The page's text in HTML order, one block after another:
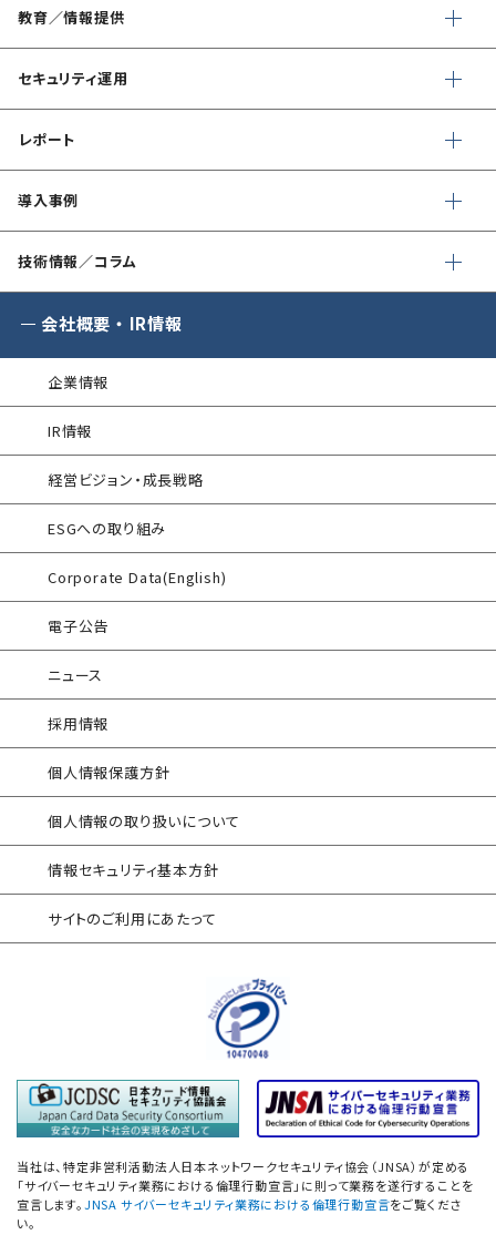
情報セキュリティ対策支援
インシデント初動対応準備支援
情報セキュリティ文書整備支援
ゼロトラストプレミナリーサーベイ
電気事業者向け サイバーセキュリティ
プレリミナリーサーベイ
インシデント対応訓練
インシデント対応訓練シミュレーター
情報セキュリティリスクアセスメント
FISCガイドライン準拠対応支援サービス
地方公共団体向け 情報セキュリティ
情報リスクアセスメント
自己問診型 個人情報に関わる
情報セキュリティアセスメント
情報セキュリティ
情報セキュリティアセスメント
ネットワーク機器設定評価
データベース設定評価
「防衛産業サイバーセキュリティ基準」
準拠支援
ペネトレーションテスト
クラウドセキュリティ設定診断
アタックサーフェス調査
ソースコード自動診断
デジタルフォレンジック
クレジットカード情報漏えい
フォレンジック調査
教育／情報提供
セキュリスト（SecuriST）
（セキュリティエンジニア養成講座）
公式 CISSP CBKトレーニング
標的型攻撃メール訓練
情報セキュリティ研修
セキュリティ運用
マネージドセキュリティサービス (MSS)
Managed Security Service for SASE
G-MDR®
SIEM運用／分析
エンドポイントセキュリティ EDR-MSS
Security-First Aidサービス
セキュアメール
AAMS®マルウェア・プロテクト
AAMS®添付ファイル自動分離サービス
セキュリティログ分析／活用支援
サイバープロテクション（CP）
レポート
SQAT® セキュリティレポート
導入事例
技術情報／コラム
会社概要 ・ IR情報
企業情報
IR情報
経営ビジョン・成長戦略
ESGへの取り組み
Corporate Data(English)
電子公告
ニュース
採用情報
個人情報保護方針
個人情報の取り扱いについて
情報セキュリティ基本方針
サイトのご利用にあたって
当社は、特定非営利活動法人日本ネットワークセキュリティ協会（JNSA）が定める
「サイバーセキュリティ業務における倫理行動宣言」に則って業務を遂行することを
宣言します。JNSA サイバーセキュリティ業務における倫理行動宣言をご覧くださ
い。